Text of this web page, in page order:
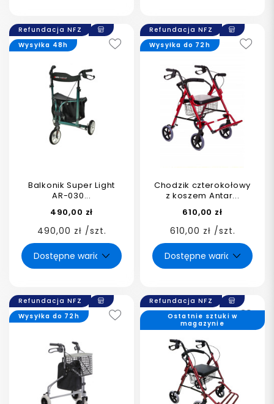
Refundacja NFZ
Balkonik Super Light
AR-030...
490,00 zł
490,00 zł /szt.
Wysyłka 48h
Refundacja NFZ
Chodzik czterokołowy
z koszem Antar...
610,00 zł
610,00 zł /szt.
Wysyłka do 72h
Refundacja NFZ
Wysyłka do 72h
Refundacja NFZ
Ostatnie sztuki w
magazynie